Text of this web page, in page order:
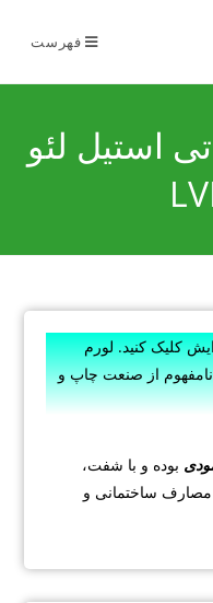
فهرست
استیل لئو
کلیک کنید. لورم
از صنعت چاپ و
بوده و با شفت،
مصارف ساختمانی و